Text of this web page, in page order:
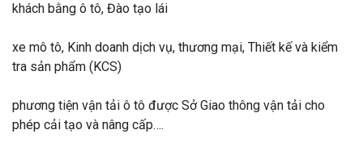
khách bằng ô tô, Đào tạo lái
xe mô tô, Kinh doanh dịch vụ, thương mại, Thiết kế và kiểm
tra sản phẩm (KCS)
phương tiện vận tải ô tô được Sở Giao thông vận tải cho
phép cải tạo và nâng cấp….